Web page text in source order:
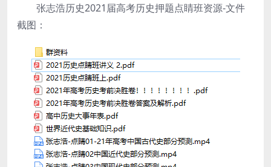
张志浩历史2021届高考历史押题点睛班资源-文件
截图：